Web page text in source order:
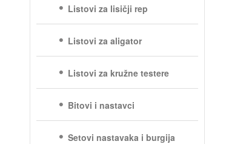
Listovi za lisičji rep
Listovi za aligator
Listovi za kružne testere
Bitovi i nastavci
Setovi nastavaka i burgija